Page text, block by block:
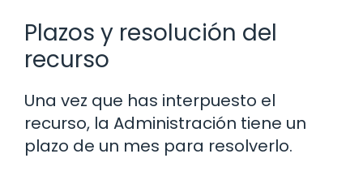
Plazos y resolución del
recurso
Una vez que has interpuesto el
recurso, la Administración tiene un
plazo de un mes para resolverlo.